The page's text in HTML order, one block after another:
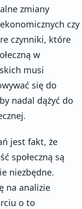
zmiany
czy
czynniki, które
w
musi
się do
nadal dążyć do
jest fakt, że
społeczną są
niezbędne.
na analizie
o to